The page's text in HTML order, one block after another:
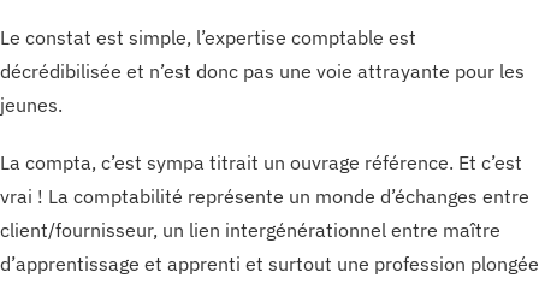
Le constat est simple, l’expertise comptable est
décrédibilisée et n’est donc pas une voie attrayante pour les
jeunes.
La compta, c’est sympa titrait un ouvrage référence. Et c’est
vrai ! La comptabilité représente un monde d’échanges entre
client/fournisseur, un lien intergénérationnel entre maître
d’apprentissage et apprenti et surtout une profession plongée